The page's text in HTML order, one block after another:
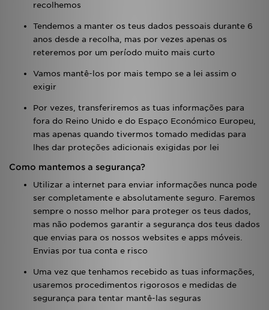
recolhemos
Tendemos a manter os teus dados pessoais durante 6
anos desde a recolha, mas por vezes apenas os
reteremos por um período muito mais curto
Vamos mantê-los por mais tempo se a lei assim o
exigir
Por vezes, transferiremos as tuas informações para
fora do Reino Unido e do Espaço Económico Europeu,
mas apenas quando tivermos tomado medidas para
lhes dar proteções adicionais exigidas por lei
Como mantemos a segurança?
Utilizar a internet para enviar informações nunca pode
ser completamente e absolutamente seguro. Faremos
sempre o nosso melhor para proteger os teus dados,
mas não podemos garantir a segurança dos teus dados
que envias para os nossos websites e apps móveis.
Envias por tua conta e risco
Uma vez que tenhamos recebido as tuas informações,
usaremos procedimentos rigorosos e medidas de
segurança para tentar mantê-las seguras